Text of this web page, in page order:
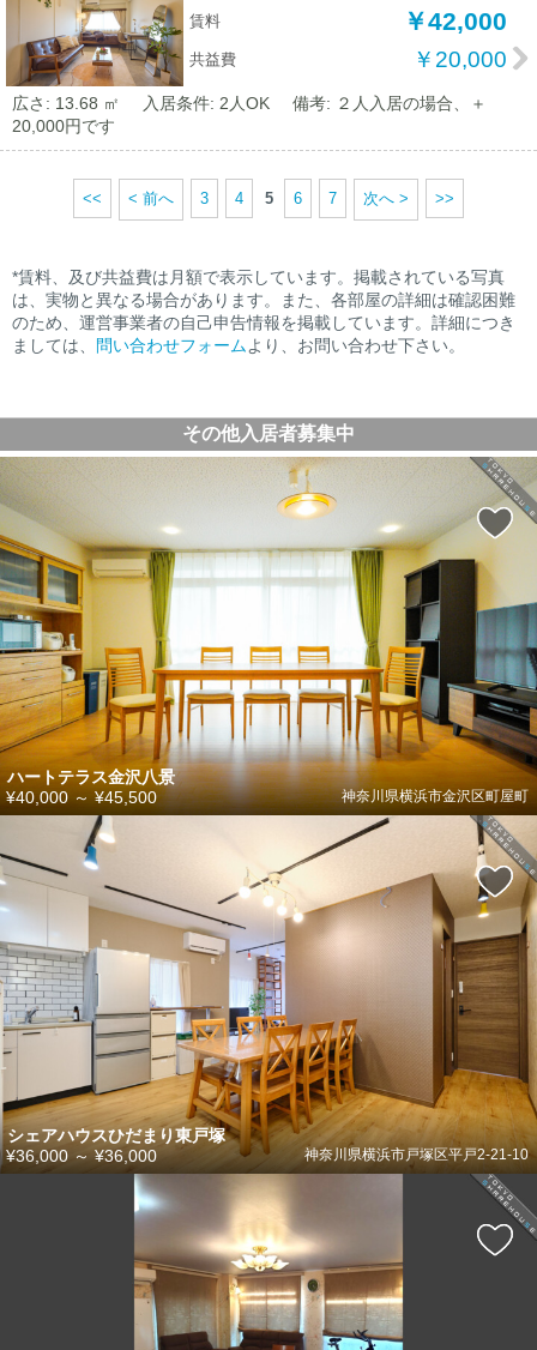
賃料 ￥42,000
共益費 ￥20,000
広さ: 13.68 ㎡ 入居条件: 2人OK
備考: ２人入居の場合、＋
20,000円です
<< < 前へ 3 4 5 6 7 次へ > >>
*賃料、及び共益費は月額で表示しています。掲載されている写真
は、実物と異なる場合があります。また、各部屋の詳細は確認困難
のため、運営事業者の自己申告情報を掲載しています。詳細につき
ましては、
問い合わせフォームより、お問い合わせ下さい。
その他入居者募集中
ハートテラス金沢八景
神奈川県横浜市金沢区町屋町
¥40,000～ ¥45,500
シェアハウスひだまり東戸塚
神奈川県横浜市戸塚区平戸2-21-10
¥36,000 ～¥36,000